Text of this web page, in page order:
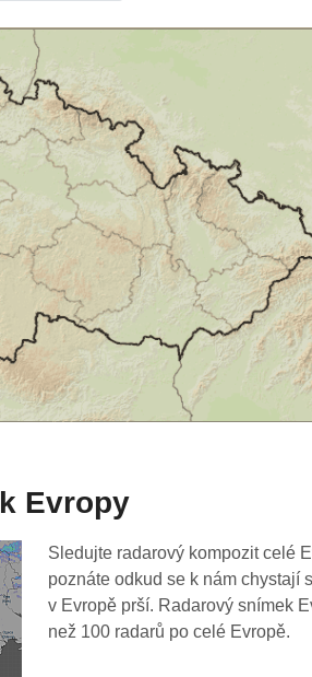
Evropy
Sledujte radarový kompozit celé
poznáte odkud se k nám chystají
v Evropě prší. Radarový snímek
než 100 radarů po celé Evropě.